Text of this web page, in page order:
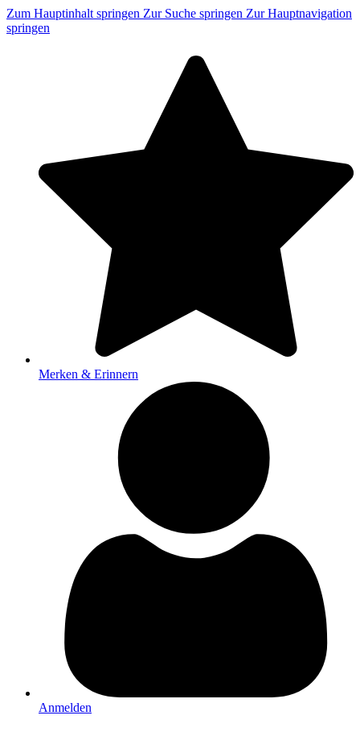
Zum Hauptinhalt springen Zur Suche springen Zur Hauptnavigation
springen
Merken & Erinnern
Anmelden